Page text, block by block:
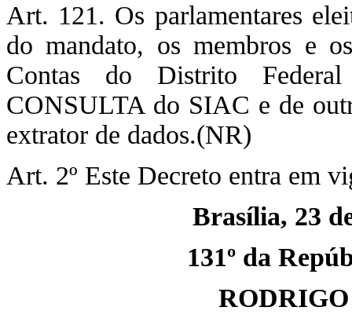
Art. 121. Os parlamentares
do mandato, os membros e
Contas do Distrito
CONSULTA do SIAC e de
extrator de dados.(NR)
Art. 2º Este Decreto entra em
Brasília, 23
131º da